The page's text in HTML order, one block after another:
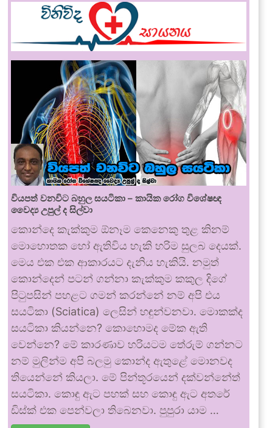
වියපත් වනවිට බහුල සයටිකා – කායික රෝග විශේෂඥ
වෛද්‍ය උපුල් ද සිල්වා
කොන්දෙ කැක්කුම ඕනෑම කෙනෙකු තුළ කිනම්
මොහොතක හෝ ඇතිවිය හැකි හරිම සුලබ දෙයක්.
මෙය එක එක ආකාරයට දැනිය හැකියි. නමුත්
කොන්දෙන් පටන් ගන්නා කැක්කුම කකුල දිගේ
පිටුපසින් පහළට ගමන් කරන්නේ නම් අපි එය
සයටිකා (Sciatica) ලෙසින් හඳුන්වනවා. මොකක්ද
සයටිකා කියන්නෙ? කොහොමද මේක ඇති
වෙන්නෙ? මේ කාරණාව හරියටම තේරුම් ගන්නට
නම් මුලින්ම අපි බලමු කොන්ද ඇතුළේ මොනවද
තියෙන්නේ කියලා. මේ පින්තූරයෙන් දක්වන්නේත්
සයටිකා. කොඳු ඇට පහක් සහ කොඳු ඇට අතරේ
ඩිස්ක් එක පෙන්වලා තිබෙනවා. පුපුරා යාම …